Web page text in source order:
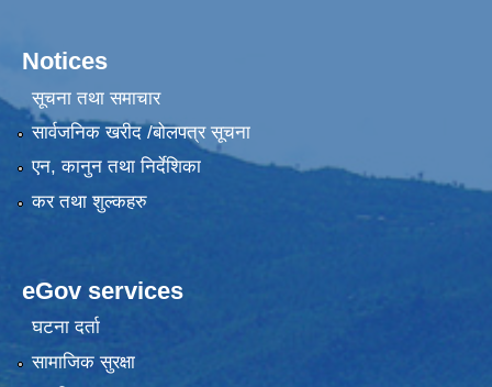
Notices
सूचना तथा समाचार
सार्वजनिक खरीद /बोलपत्र सूचना
एन, कानुन तथा निर्देशिका
कर तथा शुल्कहरु
eGov services
घटना दर्ता
सामाजिक सुरक्षा